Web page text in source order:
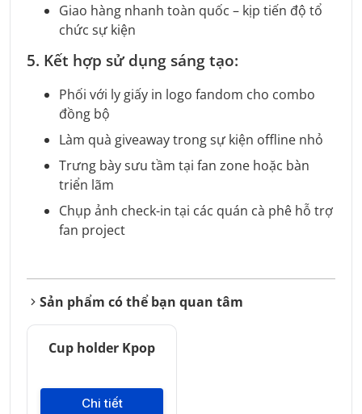
Giao hàng nhanh toàn quốc – kịp tiến độ tổ
chức sự kiện
5. Kết hợp sử dụng sáng tạo:
Phối với ly giấy in logo fandom cho combo
đồng bộ
Làm quà giveaway trong sự kiện offline nhỏ
Trưng bày sưu tầm tại fan zone hoặc bàn
triển lãm
Chụp ảnh check-in tại các quán cà phê hỗ trợ
fan project
Sản phẩm có thể bạn quan tâm
Cup holder Kpop
Chi tiết